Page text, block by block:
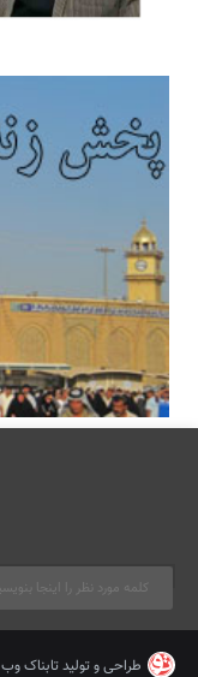
طراحی و تولیدتابناک وب